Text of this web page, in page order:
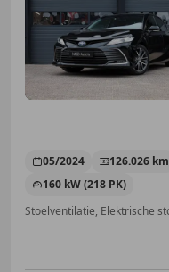
05/2024 126.026 km
160 kW (218 PK)